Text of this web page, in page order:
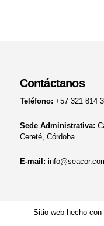
Contáctanos
Teléfono: +57 321 814
Sede Administrativa:
Cereté, Córdoba
E-mail:
Sitio web hecho con